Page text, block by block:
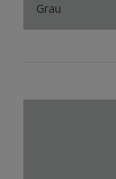
Grau